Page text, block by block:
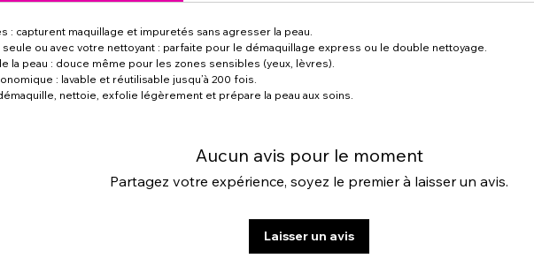
: capturent maquillage et impuretés sans agresser la peau.
seule ou avec votre nettoyant : parfaite pour le démaquillage express ou le double nettoyage.
la peau : douce même pour les zones sensibles (yeux, lèvres).
: lavable et réutilisable jusqu’à 200 fois.
nettoie, exfolie légèrement et prépare la peau aux soins.
Aucun avis pour le moment
Partagez votre expérience, soyez le premier à laisser un avis.
Laisser un avis